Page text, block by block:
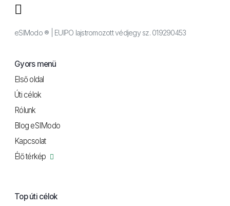
eSIModo ® | EUIPO lajstromozott védjegy sz. 019290453
Gyors menü
Első oldal
Úti célok
Rólunk
Blog eSIModo
Kapcsolat
Élő térkép
Top úti célok